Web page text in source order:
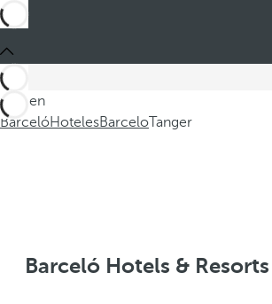
Está en
BarcelóHotelesBarceloTanger
Barceló Hotels &